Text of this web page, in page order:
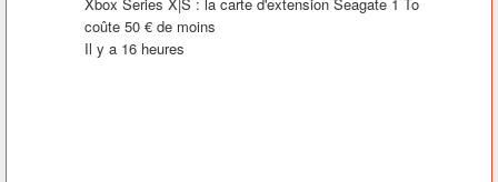
coûte 50 € de moins
Il y a 16 heures